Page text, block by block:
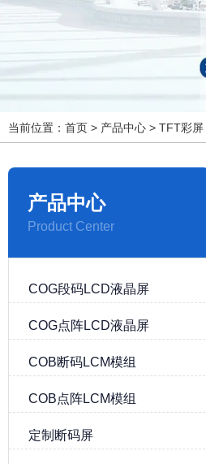
当前位置：首页 > 产品中心 > TFT彩屏
产品中心
Product Center
COG段码LCD液晶屏
COG点阵LCD液晶屏
COB断码LCM模组
COB点阵LCM模组
定制断码屏